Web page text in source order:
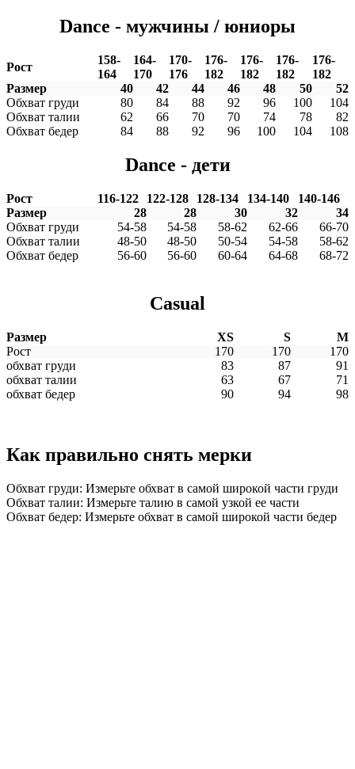
Dance - мужчины / юниоры
Рост
158-
164
164-
170
170-
176
176-
182
176-
182
176-
182
176-
182
Размер
40 42 44 46 48 50
52
Обхват груди
80 84 88 92 96 100
104
Обхват талии
62 66 70 70 74 78
82
Обхват бедер
84 88 92 96 100 104 108
Dance - дети
Рост 116-122 122-128 128-134 134-140
140-146
Размер
28 28 30 32
34
Обхват груди
54-58 54-58 58-62 62-66
66-70
Обхват талии
48-50 48-50 50-54 54-58
58-62
Обхват бедер
56-60 56-60 60-64 64-68 68-72
Casual
Размер XS S
M
Рост
170 170
170
обхват груди
83 87
91
обхват талии
63 67
71
обхват бедер
90 94 98
Как правильно снять мерки
Обхват груди: Измерьте обхват в самой широкой части груди
Обхват талии: Измерьте талию в самой узкой ее части
Обхват бедер: Измерьте обхват в самой широкой части бедер